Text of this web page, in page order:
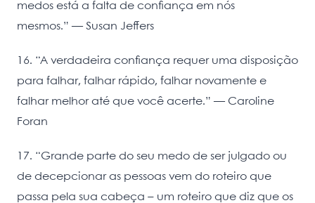
medos está a falta de confiança em nós
mesmos.” ― Susan Jeffers
16. “A verdadeira confiança requer uma disposição
para falhar, falhar rápido, falhar novamente e
falhar melhor até que você acerte.” ― Caroline
Foran
17. “Grande parte do seu medo de ser julgado ou
de decepcionar as pessoas vem do roteiro que
passa pela sua cabeça – um roteiro que diz que os